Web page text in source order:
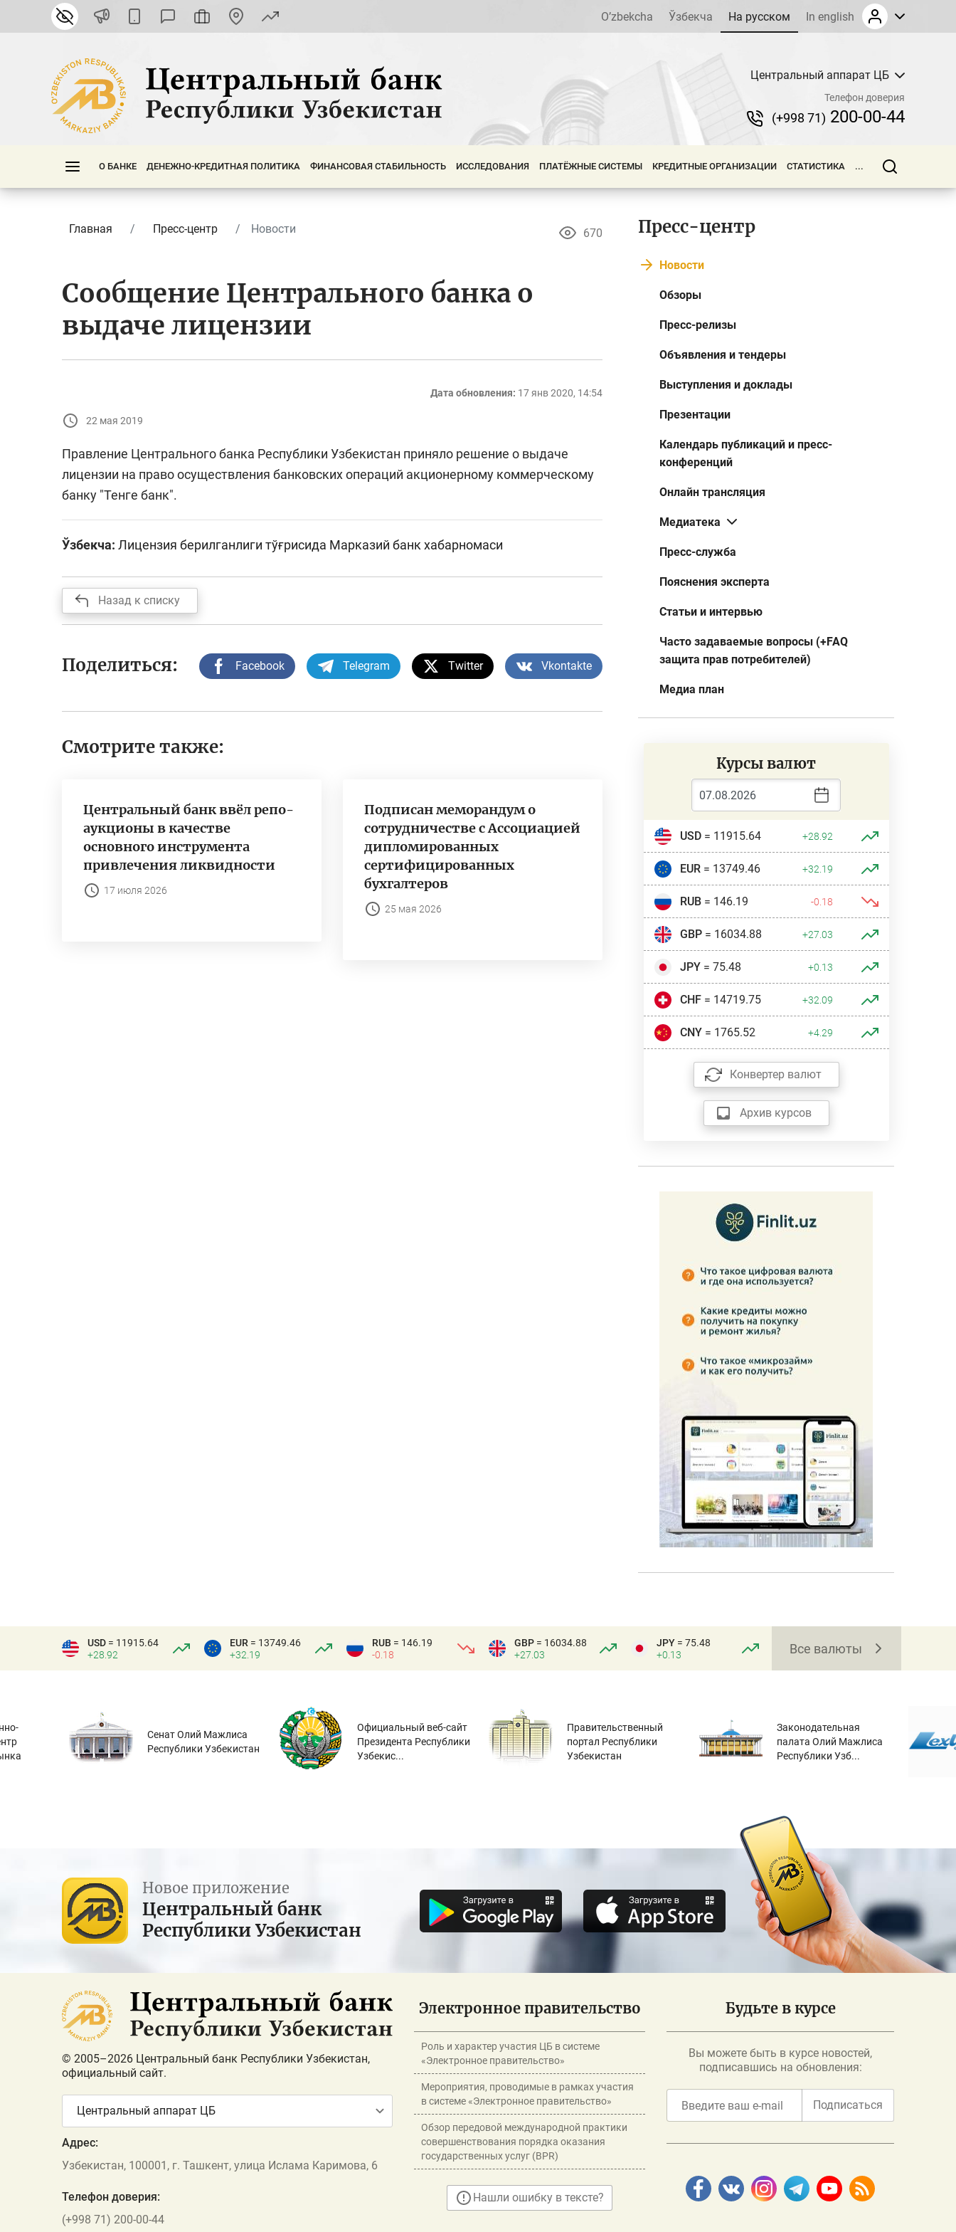
O’zbekcha Ўзбекча На русском In english
Центральный аппарат ЦБ
Телефон доверия
(+998 71) 200-00-44
О БАНКЕ ДЕНЕЖНО-КРЕДИТНАЯ ПОЛИТИКА ФИНАНСОВАЯ СТАБИЛЬНОСТЬ ИССЛЕДОВАНИЯ ПЛАТЁЖНЫЕ СИСТЕМЫ КРЕДИТНЫЕ ОРГАНИЗАЦИИ СТАТИСТИКА ...
Главная Пресс-центр Новости 670
Сообщение Центрального банка о
выдаче лицензии
Дата обновления: 17 янв 2020, 14:54
22 мая 2019
Правление Центрального банка Республики Узбекистан приняло решение о выдаче
лицензии на право осуществления банковских операций акционерному коммерческому
банку "Тенге банк".
Ўзбекча: Лицензия берилганлиги тўғрисида Марказий банк хабарномаси
Назад к списку
Поделиться: Facebook Telegram Twitter Vkontakte
Смотрите также:
Центральный банк ввёл репо-
аукционы в качестве
основного инструмента
привлечения ликвидности
17 июля 2026
Подписан меморандум о
сотрудничестве с Ассоциацией
дипломированных
сертифицированных
бухгалтеров
25 мая 2026
Пресс-центр
Новости
Обзоры
Пресс-релизы
Объявления и тендеры
Выступления и доклады
Презентации
Календарь публикаций и пресс-
конференций
Онлайн трансляция
Медиатека
Пресс-служба
Пояснения эксперта
Статьи и интервью
Часто задаваемые вопросы (+FAQ
защита прав потребителей)
Медиа план
Курсы валют
USD= 11915.64 +28.92
EUR= 13749.46 +32.19
RUB= 146.19 -0.18
GBP= 16034.88 +27.03
JPY= 75.48 +0.13
CHF= 14719.75 +32.09
CNY= 1765.52 +4.29
Конвертер валют
Архив курсов
USD = 11915.64
+28.92
EUR = 13749.46
+32.19
RUB = 146.19
-0.18
GBP = 16034.88
+27.03
JPY = 75.48
+0.13
Все валюты
Сенат Олий Мажлиса
Республики Узбекистан
Официальный веб-сайт
Президента Республики
Узбекис...
Правительственный
портал Республики
Узбекистан
Законодательная
палата Олий Мажлиса
Республики Узб...
Новое приложение
Центральный банк
Республики Узбекистан
© 2005–2026 Центральный банк Республики Узбекистан,
официальный сайт.
Центральный аппарат ЦБ
Адрес:
Узбекистан, 100001, г. Ташкент, улица Ислама Каримова, 6
Телефон доверия:
(+998 71) 200-00-44
Электронное правительство
Роль и характер участия ЦБ в системе
«Электронное правительство»
Мероприятия, проводимые в рамках участия
в системе «Электронное правительство»
Обзор передовой международной практики
совершенствования порядка оказания
государственных услуг (BPR)
Нашли ошибку в тексте?
Будьте в курсе
Вы можете быть в курсе новостей,
подписавшись на обновления:
Подписаться